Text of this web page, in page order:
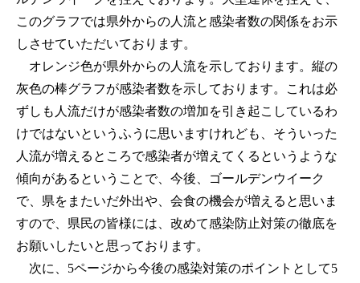
このグラフでは県外からの人流と感染者数の関係をお示
しさせていただいております。
オレンジ色が県外からの人流を示しております。縦の
灰色の棒グラフが感染者数を示しております。これは必
ずしも人流だけが感染者数の増加を引き起こしているわ
けではないというふうに思いますけれども、そういった
人流が増えるところで感染者が増えてくるというような
傾向があるということで、今後、ゴールデンウイーク
で、県をまたいだ外出や、会食の機会が増えると思いま
すので、県民の皆様には、改めて感染防止対策の徹底を
お願いしたいと思っております。
次に、5ページから今後の感染対策のポイントとして5